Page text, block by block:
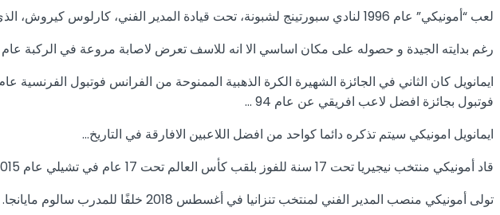
لعب “أمونيكي” عام 1996 لنادي سبورتينج لشبونة، تحت قيادة المدير الفني، كارلوس كيروش، الذي كان يؤمن بقدرات النيجيري المخضرم
رغم بدايته الجيدة و حصوله على مكان اساسي الا انه للاسف تعرض لاصابة مروعة في الركبة عام 97 قضت على مسيرته في اوج تألقه ….
فوتبول بجائزة افضل لاعب افريقي عن عام 94 …
ايمانويل امونيكي سيتم تذكره دائما كواحد من افضل اللاعبين الافارقة في التاريخ…
قاد أمونيكي منتخب نيجيريا تحت 17 سنة للفوز بلقب كأس العالم تحت 17 عام في تشيلي عام 2015. تولى تدريب نادى الخرطوم الوطنى السودانى اواخر 2017 حتى يونيو 2018.
تولى أمونيكي منصب المدير الفني لمنتخب تنزانيا في أغسطس 2018 خلفًا للمدرب سالوم مايانجا. وتولى الاشراف على كل منتخبات تنزانيا الوطنية في الفئات السنية الأصغر.